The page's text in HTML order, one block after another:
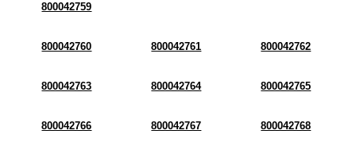
800042759
800042760 800042761 800042762
800042763 800042764 800042765
800042766 800042767 800042768